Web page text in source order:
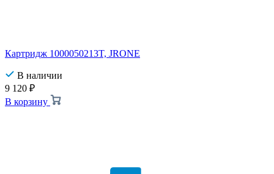
Картридж 1000050213T, JRONE
В наличии
9 120 ₽
В корзину